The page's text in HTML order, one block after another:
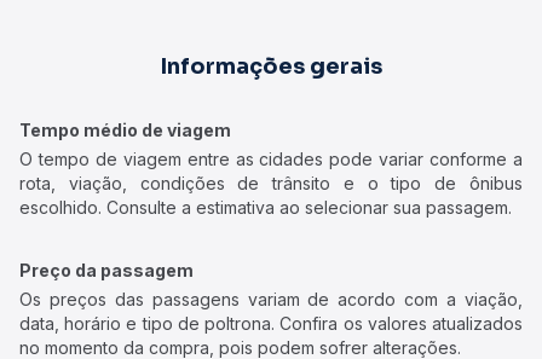
Informações gerais
Tempo médio de viagem
O tempo de viagem entre as cidades pode variar conforme a
rota, viação, condições de trânsito e o tipo de ônibus
escolhido. Consulte a estimativa ao selecionar sua passagem.
Preço da passagem
Os preços das passagens variam de acordo com a viação,
data, horário e tipo de poltrona. Confira os valores atualizados
no momento da compra, pois podem sofrer alterações.